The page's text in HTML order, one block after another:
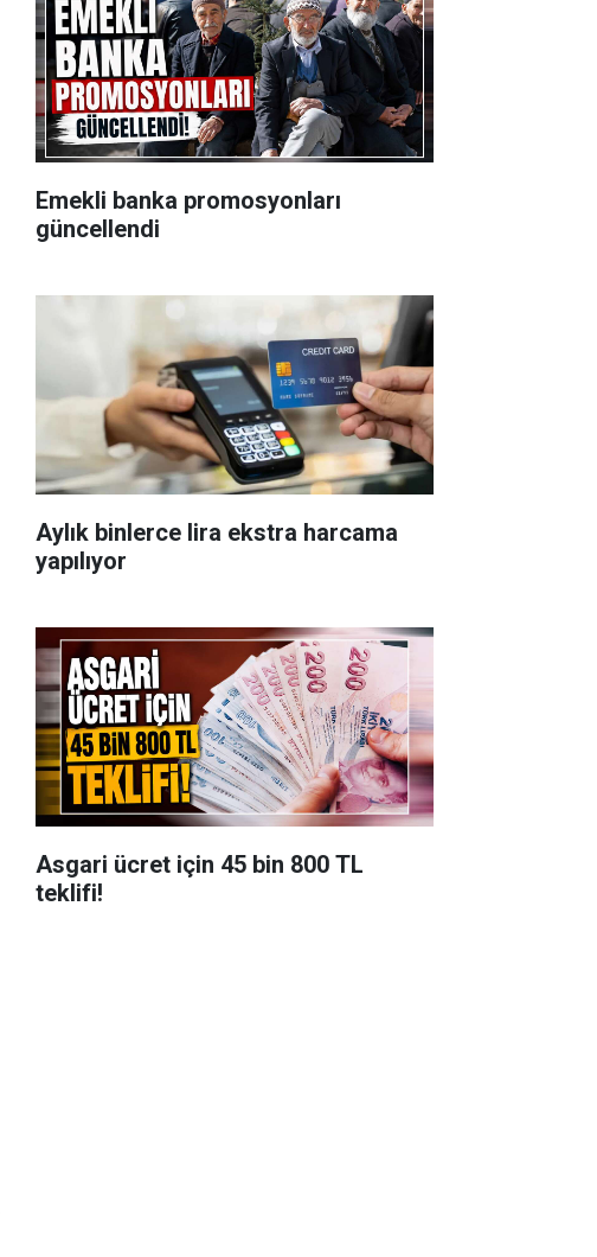
Emekli banka promosyonları
güncellendi
Aylık binlerce lira ekstra harcama
yapılıyor
Asgari ücret için 45 bin 800 TL
teklifi!